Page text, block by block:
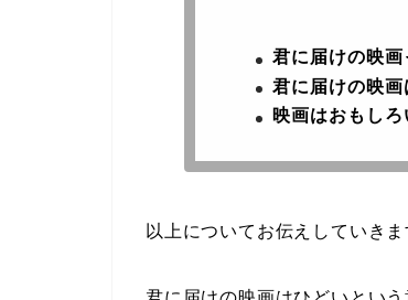
君に届けの映画
君に届けの映
映画はおもし
以上についてお伝えしていきま